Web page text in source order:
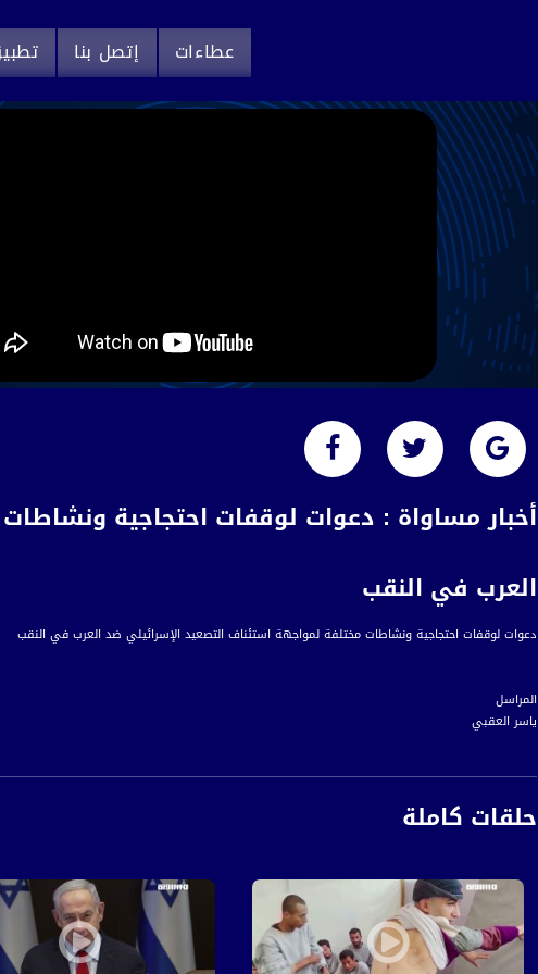
عطاءات إتصل بنا
أخبار مساواة : دعوات لوقفات احتجاجية
العرب في النقب
دعوات لوقفات احتجاجية ونشاطات مختلفة لمواجهة استئناف التصعيد الإسرائيلي ضد العرب في النقب
المراسل
ياسر العقبي
وعرض الحضور المخططات السلطوية متمثلة بحراثة المحاصيل الزراعية، وهدم البيوت العربية، وتهجير
ومحاصرة إمكانية تطورها مستقبلا.
واتخذت اللجنة عدة قرارات بينها حملة واسعة لغرس أشجار الزيتون في المناطق المستهدفة عشية
حلقات كاملة